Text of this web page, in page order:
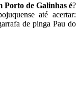
Porto de Galinhas é?
até acertar:
de pinga Pau do